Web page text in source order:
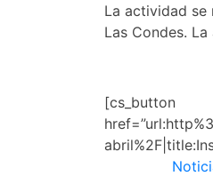
La actividad se
Las Condes.
[cs_button